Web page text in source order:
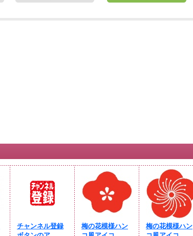
チャンネル登録
梅の花模様ハン
梅の花模様ハン